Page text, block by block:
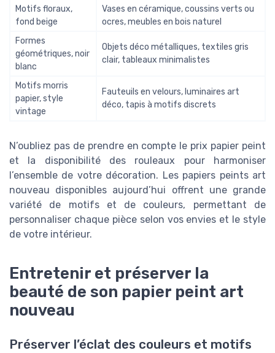
Motifs floraux,
fond beige
Vases en céramique, coussins verts ou
ocres, meubles en bois naturel
Formes
géométriques, noir
blanc
Objets déco métalliques, textiles gris
clair, tableaux minimalistes
Motifs morris
papier, style
vintage
Fauteuils en velours, luminaires art
déco, tapis à motifs discrets
N’oubliez pas de prendre en compte le prix papier peint
et la disponibilité des rouleaux pour harmoniser
l’ensemble de votre décoration. Les papiers peints art
nouveau disponibles aujourd’hui offrent une grande
variété de motifs et de couleurs, permettant de
personnaliser chaque pièce selon vos envies et le style
de votre intérieur.
Entretenir et préserver la
beauté de son papier peint art
nouveau
Préserver l’éclat des couleurs et motifs